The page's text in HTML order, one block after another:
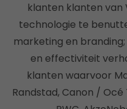
klanten klanten van
technologie te
marketing en
en effectiviteit
klanten waarvoor
Randstad, Canon / Océ